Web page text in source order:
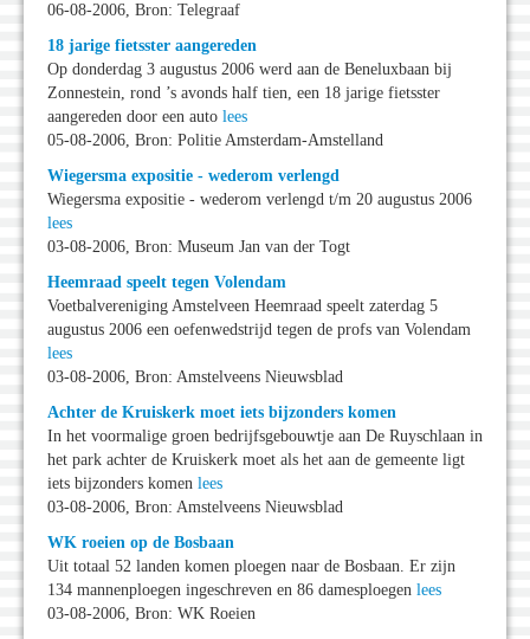
06-08-2006, Bron: Telegraaf
18 jarige fietsster aangereden
Op donderdag 3 augustus 2006 werd aan de Beneluxbaan bij
Zonnestein, rond ’s avonds half tien, een 18 jarige fietsster
aangereden door een auto lees
05-08-2006, Bron: Politie Amsterdam-Amstelland
Wiegersma expositie - wederom verlengd
Wiegersma expositie - wederom verlengd t/m 20 augustus 2006
lees
03-08-2006, Bron: Museum Jan van der Togt
Heemraad speelt tegen Volendam
Voetbalvereniging Amstelveen Heemraad speelt zaterdag 5
augustus 2006 een oefenwedstrijd tegen de profs van Volendam
lees
03-08-2006, Bron: Amstelveens Nieuwsblad
Achter de Kruiskerk moet iets bijzonders komen
In het voormalige groen bedrijfsgebouwtje aan De Ruyschlaan in
het park achter de Kruiskerk moet als het aan de gemeente ligt
iets bijzonders komen lees
03-08-2006, Bron: Amstelveens Nieuwsblad
WK roeien op de Bosbaan
Uit totaal 52 landen komen ploegen naar de Bosbaan. Er zijn
134 mannenploegen ingeschreven en 86 damesploegen lees
03-08-2006, Bron: WK Roeien